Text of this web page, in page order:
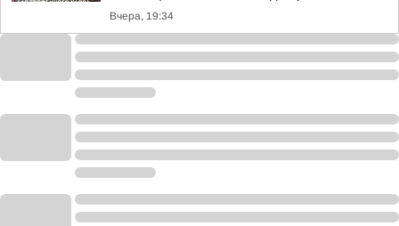
Вчера, 19:34